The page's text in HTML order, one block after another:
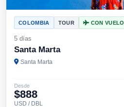
COLOMBIA TOUR CON VUELO
5 días
Santa Marta
Santa Marta
Desde
$888
USD / DBL